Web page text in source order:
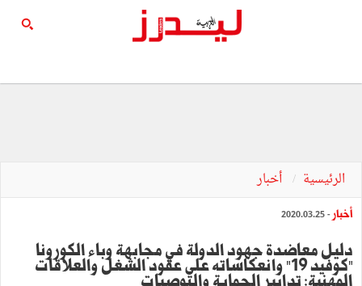
الرئيسية أخبار
أخبار - 2020.03.25
دليل معاضدة جهود الدولة في مجابهة وباء الكورونا
"كوفيد 19" وانعكاساته على عقود الشغل والعلاقات
المهنية: تدابير الحماية والتوصيات